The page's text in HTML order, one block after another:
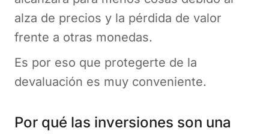
alza de precios y la pérdida de valor
frente a otras monedas.
Es por eso que protegerte de la
devaluación es muy conveniente.
Por qué las inversiones son una